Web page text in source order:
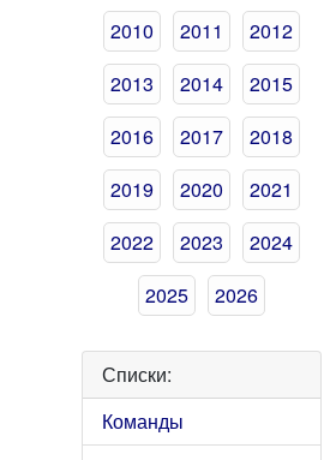
2010
2011
2012
2013
2014
2015
2016
2017
2018
2019
2020
2021
2022
2023
2024
2025
2026
Списки:
Команды